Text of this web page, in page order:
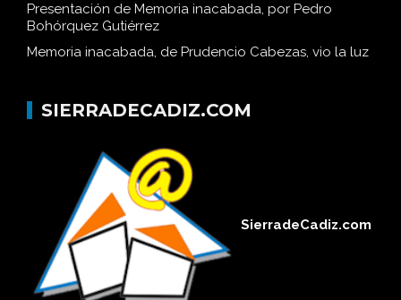
Presentación de Memoria inacabada, por Pedro
Bohórquez Gutiérrez
Memoria inacabada, de Prudencio Cabezas, vio la luz
SIERRADECADIZ.COM
SierradeCadiz.com